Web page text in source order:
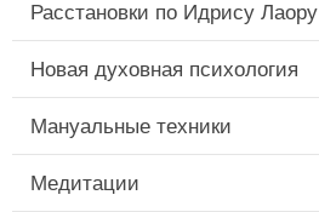
Расстановки по Идрису Лаору
Новая духовная психология
Мануальные техники
Медитации